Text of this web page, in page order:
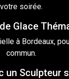
votre soirée.
Glace
à Bordeaux,
commun.
un Sculpteur